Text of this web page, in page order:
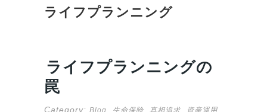
ライフプランニング
ライフプランニングの
罠
Category: Blog 生命保険 真相追求,
資産運用